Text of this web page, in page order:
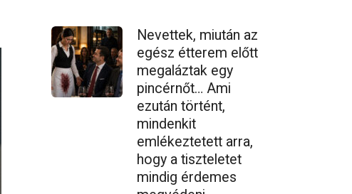
Nevettek, miután az
egész étterem előtt
megaláztak egy
pincérnőt… Ami
ezután történt,
mindenkit
emlékeztetett arra,
hogy a tiszteletet
mindig érdemes